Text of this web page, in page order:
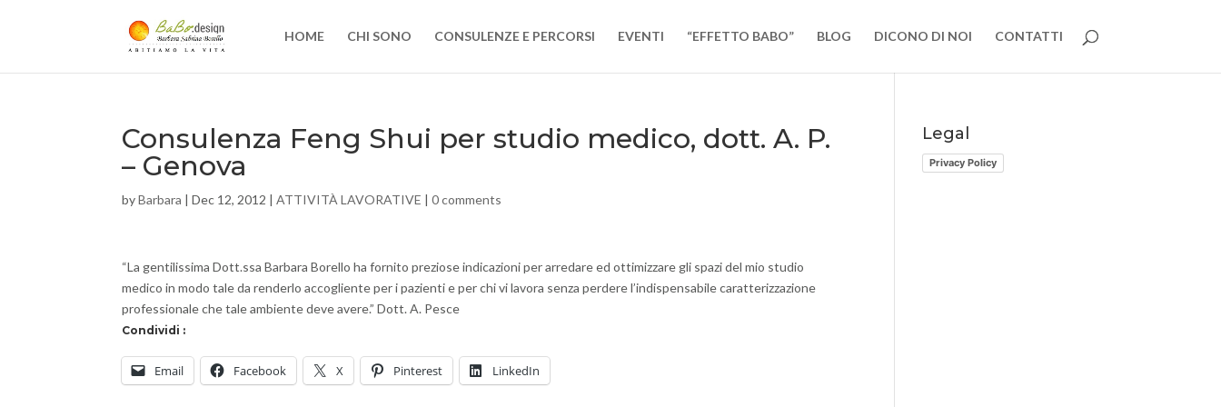
HOME CHI SONO CONSULENZE E PERCORSI EVENTI “EFFETTO BABO” BLOG DICONO DI NOI CONTATTI
Consulenza Feng Shui per studio medico, dott. A. P.
– Genova
byBarbara |Dec 12, 2012 |ATTIVITÀ LAVORATIVE |0 comments
“La gentilissima Dott.ssa Barbara Borello ha fornito preziose indicazioni per arredare ed ottimizzare gli spazi del mio studio
medico in modo tale da renderlo accogliente per i pazienti e per chi vi lavora senza perdere l’indispensabile caratterizzazione
professionale che tale ambiente deve avere.” Dott. A. Pesce
Condividi :
Email Facebook X Pinterest LinkedIn
Legal
Privacy Policy